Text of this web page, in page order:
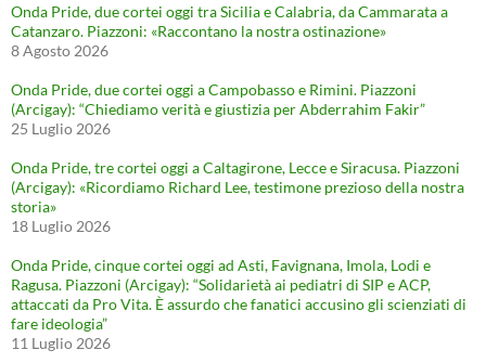
Onda Pride, due cortei oggi tra Sicilia e Calabria, da Cammarata a
Catanzaro. Piazzoni: «Raccontano la nostra ostinazione»
8 Agosto 2026
Onda Pride, due cortei oggi a Campobasso e Rimini. Piazzoni
(Arcigay): “Chiediamo verità e giustizia per Abderrahim Fakir”
25 Luglio 2026
Onda Pride, tre cortei oggi a Caltagirone, Lecce e Siracusa. Piazzoni
(Arcigay): «Ricordiamo Richard Lee, testimone prezioso della nostra
storia»
18 Luglio 2026
Onda Pride, cinque cortei oggi ad Asti, Favignana, Imola, Lodi e
Ragusa. Piazzoni (Arcigay): “Solidarietà ai pediatri di SIP e ACP,
attaccati da Pro Vita. È assurdo che fanatici accusino gli scienziati di
fare ideologia”
11 Luglio 2026